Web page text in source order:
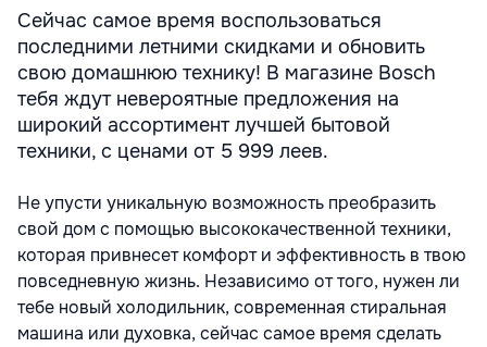
Сейчас самое время воспользоваться
последними летними скидками и обновить
свою домашнюю технику! В магазине Bosch
тебя ждут невероятные предложения на
широкий ассортимент лучшей бытовой
техники, с ценами от 5 999 леев.
Не упусти уникальную возможность преобразить
свой дом с помощью высококачественной техники,
которая привнесет комфорт и эффективность в твою
повседневную жизнь. Независимо от того, нужен ли
тебе новый холодильник, современная стиральная
машина или духовка, сейчас самое время сделать